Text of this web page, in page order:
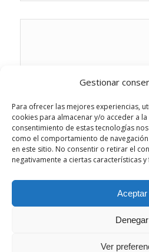
Gestionar
Para ofrecer las mejores experiencias,
cookies para almacenar y/o acceder a
consentimiento de estas tecnologías
como el comportamiento de
en este sitio. No consentir o retirar el
negativamente a ciertas características y
Aceptar
Denegar
Ver